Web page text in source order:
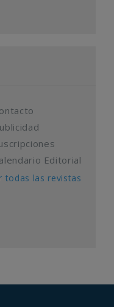
Editorial
todas las revistas